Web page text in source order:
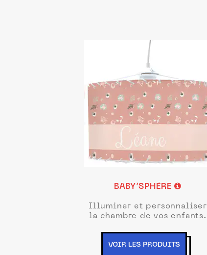
BABY’SPHÈRE
Illuminer et personnaliser
la chambre de vos enfants.
VOIR LES PRODUITS